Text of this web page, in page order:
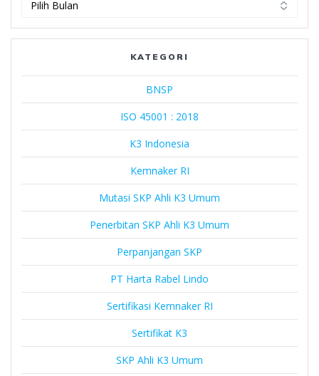
Rabel
KATEGORI
BNSP
ISO 45001 : 2018
K3 Indonesia
Kemnaker RI
Mutasi SKP Ahli K3 Umum
Penerbitan SKP Ahli K3 Umum
Perpanjangan SKP
PT Harta Rabel Lindo
Sertifikasi Kemnaker RI
Sertifikat K3
SKP Ahli K3 Umum